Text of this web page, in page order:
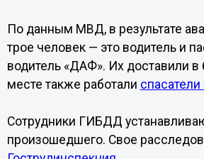
По данным МВД, в результате
трое человек — это водитель и
водитель «ДАФ». Их доставили в
месте также работали
Сотрудники ГИБДД
произошедшего. Свое